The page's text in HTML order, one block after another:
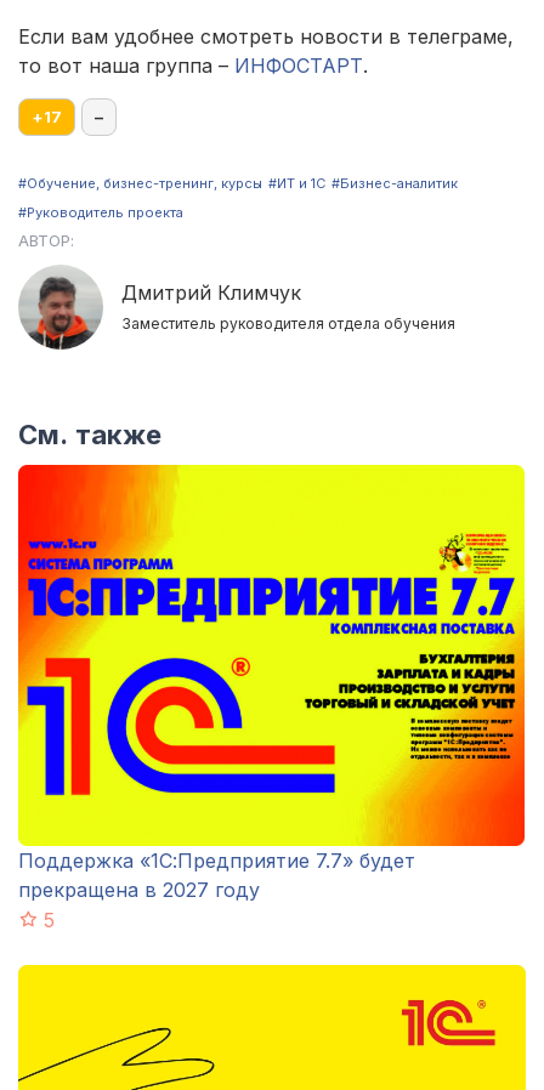
Если вам удобнее смотреть новости в телеграме,
то вот наша группа – ИНФОСТАРТ.
+17 –
#Обучение, бизнес-тренинг, курсы #ИТ и 1С #Бизнес-аналитик
#Руководитель проекта
АВТОР:
Дмитрий Климчук
Заместитель руководителя отдела обучения
См. также
Поддержка «1С:Предприятие 7.7» будет
прекращена в 2027 году
5